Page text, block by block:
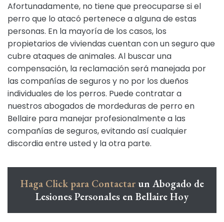
Afortunadamente, no tiene que preocuparse si el
perro que lo atacó pertenece a alguna de estas
personas. En la mayoría de los casos, los
propietarios de viviendas cuentan con un seguro que
cubre ataques de animales. Al buscar una
compensación, la reclamación será manejada por
las compañías de seguros y no por los dueños
individuales de los perros. Puede contratar a
nuestros abogados de mordeduras de perro en
Bellaire para manejar profesionalmente a las
compañías de seguros, evitando así cualquier
discordia entre usted y la otra parte.
Haga Click para Contactarun Abogado de
Lesiones Personales en Bellaire Hoy